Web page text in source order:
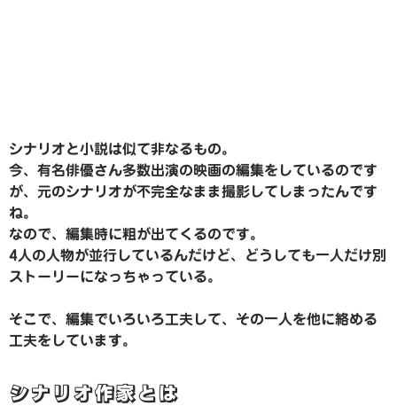
シナリオと小説は似て非なるもの。
今、有名俳優さん多数出演の映画の編集をしているのです
が、元のシナリオが不完全なまま撮影してしまったんです
ね。
なので、編集時に粗が出てくるのです。
4人の人物が並行しているんだけど、どうしても一人だけ別
ストーリーになっちゃっている。
そこで、編集でいろいろ工夫して、その一人を他に絡める
工夫をしています。
シナリオ作家とは